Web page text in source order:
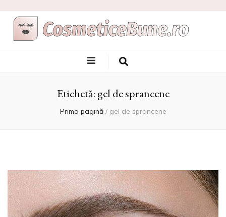
Cele Mai Bune
Produse
Cosmetice
Etichetă: gel de sprancene
Prima pagină / gel de sprancene